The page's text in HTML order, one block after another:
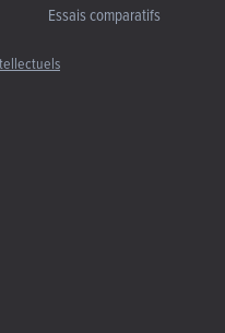
Essais comparatifs